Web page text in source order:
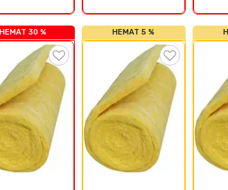
HEMAT 30 % HEMAT 5 %